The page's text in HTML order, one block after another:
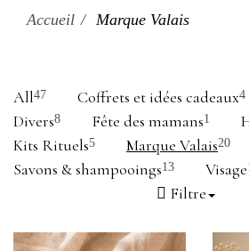
Accueil
Marque Valais
All47 Coffrets et idées cadeaux4
Divers8 Fête des mamans1
Kits Rituels5 Marque Valais20
Savons & shampooings13 Visage
Filtre